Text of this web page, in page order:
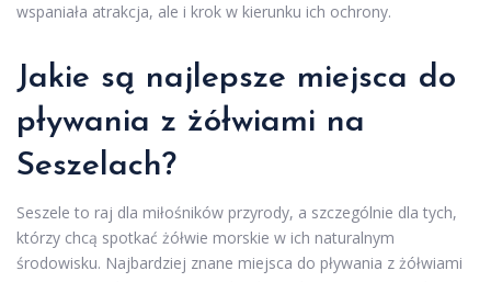
wspaniała atrakcja, ale i krok w kierunku ich ochrony.
Jakie są najlepsze miejsca do
pływania z żółwiami na
Seszelach?
Seszele to raj dla miłośników przyrody, a szczególnie dla tych,
którzy chcą spotkać żółwie morskie w ich naturalnym
środowisku. Najbardziej znane miejsca do pływania z żółwiami